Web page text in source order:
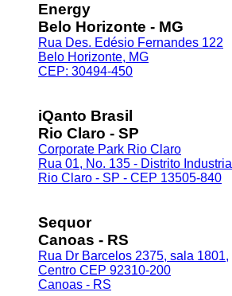
Energy
Belo Horizonte - MG
Rua Des. Edésio Fernandes 122
Belo Horizonte, MG
CEP: 30494-450
iQanto Brasil
Rio Claro - SP
Corporate Park Rio Claro
Rua 01, No. 135 - Distrito Industrial
Rio Claro - SP - CEP 13505-840
Sequor
Canoas - RS
Rua Dr Barcelos 2375, sala 1801,
Centro CEP 92310-200
Canoas - RS